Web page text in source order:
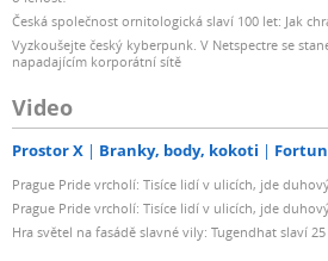
Česká společnost ornitologická slaví 100 let: Jak
Vyzkoušejte český kyberpunk. V Netspectre se
napadajícím korporátní sítě
Video
Prostor X Branky, body, kokoti
Prague Pride vrcholí: Tisíce lidí v ulicích, jde
Prague Pride vrcholí: Tisíce lidí v ulicích, jde
Hra světel na fasádě slavné vily: Tugendhat slaví 25